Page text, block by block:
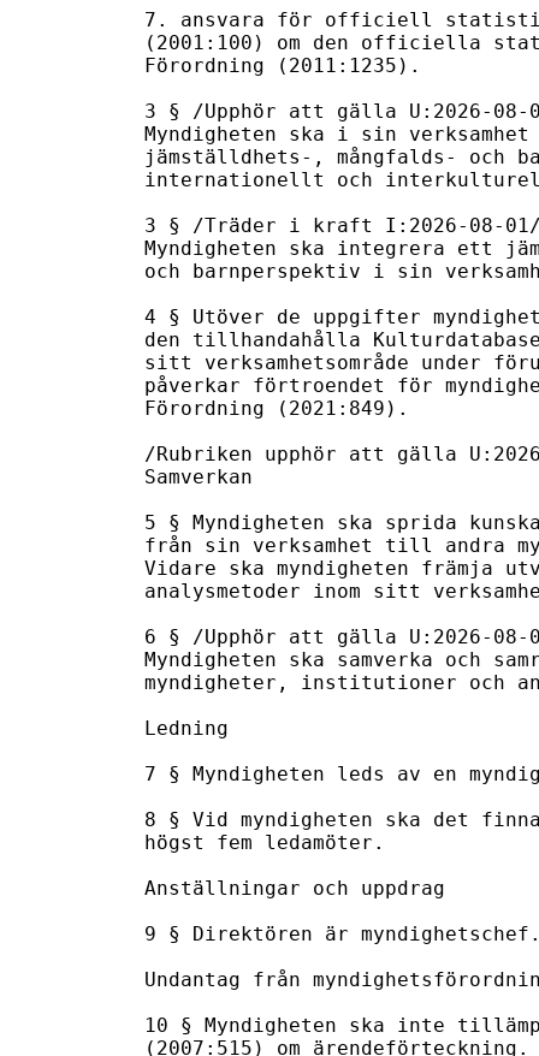
7. ansvara för officiell
(2001:100) om den officiella
Förordning (2011:1235).
3 § /Upphör att gälla U:2026-08-
Myndigheten ska i sin
jämställdhets-, mångfalds- och
internationellt och
3 § /Träder i kraft I:2026-08-
Myndigheten ska integrera ett
och barnperspektiv i sin
4 § Utöver de uppgifter
den tillhandahålla
sitt verksamhetsområde under
påverkar förtroendet för
Förordning (2021:849).
/Rubriken upphör att gälla
Samverkan
5 § Myndigheten ska sprida
från sin verksamhet till andra
Vidare ska myndigheten främja
analysmetoder inom sitt
6 § /Upphör att gälla U:2026-08-
Myndigheten ska samverka och
myndigheter, institutioner och
Ledning
7 § Myndigheten leds av en
8 § Vid myndigheten ska det
högst fem ledamöter.
Anställningar och uppdrag
9 § Direktören är
Undantag från
10 § Myndigheten ska inte
(2007:515) om ärendeförteckning.